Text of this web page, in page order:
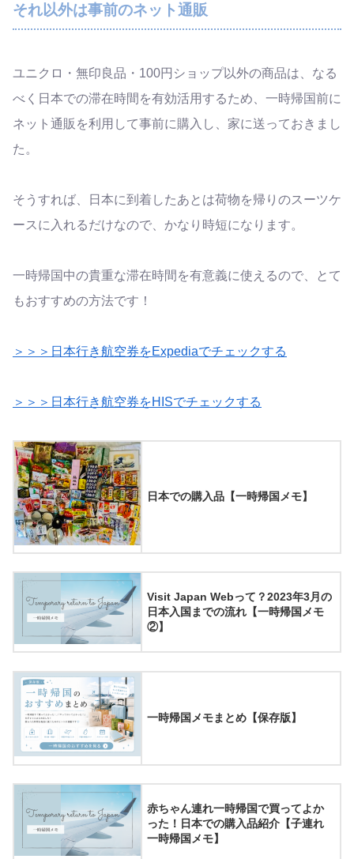
それ以外は事前のネット通販
ユニクロ・無印良品・100円ショップ以外の商品は、なる
べく日本での滞在時間を有効活用するため、一時帰国前に
ネット通販を利用して事前に購入し、家に送っておきまし
た。
そうすれば、日本に到着したあとは荷物を帰りのスーツケ
ースに入れるだけなので、かなり時短になります。
一時帰国中の貴重な滞在時間を有意義に使えるので、とて
もおすすめの方法です！
＞＞＞日本行き航空券をExpediaでチェックする
＞＞＞日本行き航空券をHISでチェックする
日本での購入品【一時帰国メモ】
Visit Japan Webって？2023年3月の
日本入国までの流れ【一時帰国メモ
②】
一時帰国メモまとめ【保存版】
赤ちゃん連れ一時帰国で買ってよか
った！日本での購入品紹介【子連れ
一時帰国メモ】